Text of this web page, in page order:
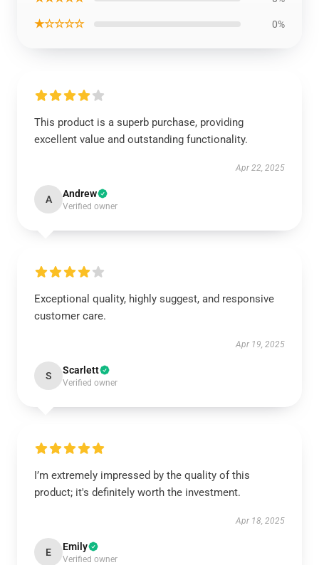
★☆☆☆☆ 0%
This product is a superb purchase, providing
excellent value and outstanding functionality.
Apr 22, 2025
A Andrew
Verified owner
Exceptional quality, highly suggest, and responsive
customer care.
Apr 19, 2025
S Scarlett
Verified owner
I’m extremely impressed by the quality of this
product; it's definitely worth the investment.
Apr 18, 2025
E Emily
Verified owner